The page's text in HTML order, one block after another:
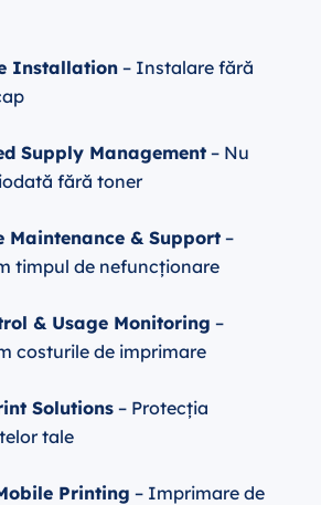
Installation– Instalare fără
Supply Management– Nu
fără toner
Maintenance & Support–
timpul de nefuncționare
& Usage Monitoring –
costurile de imprimare
Solutions– Protecția
tale
Printing – Imprimare de